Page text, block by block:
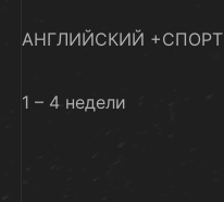
АНГЛИЙСКИЙ +СПОРТ
1 – 4 недели